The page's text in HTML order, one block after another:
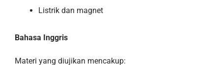
Listrik dan magnet
Bahasa Inggris
Materi yang diujikan mencakup: